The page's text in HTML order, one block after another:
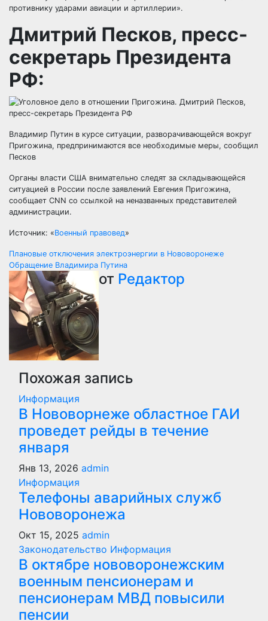
противнику ударами авиации и артиллерии».
Дмитрий Песков, пресс-
секретарь Президента
РФ:
Владимир Путин в курсе ситуации, разворачивающейся вокруг
Пригожина, предпринимаются все необходимые меры, сообщил
Песков
Органы власти США внимательно следят за складывающейся
ситуацией в России после заявлений Евгения Пригожина,
сообщает CNN со ссылкой на неназванных представителей
администрации.
Источник: «Военный правовед»
Навигация
по
записям
Плановые отключения электроэнергии в Нововоронеже
Обращение Владимира Путина
от Редактор
Похожая запись
Информация
В Нововорнеже областное ГАИ
проведет рейды в течение
января
Янв 13, 2026 admin
Информация
Телефоны аварийных служб
Нововоронежа
Окт 15, 2025 admin
Законодательство Информация
В октябре нововоронежским
военным пенсионерам и
пенсионерам МВД повысили
пенсии